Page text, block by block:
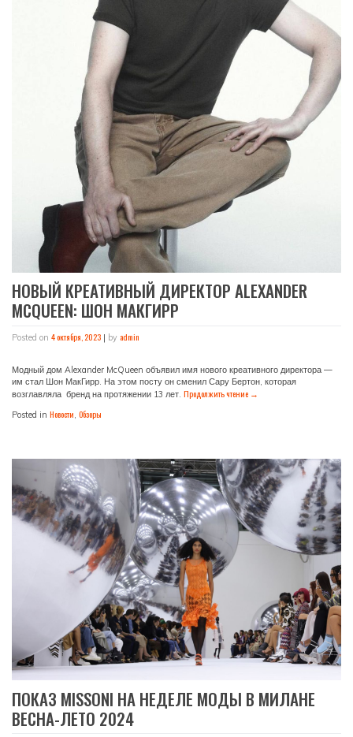
НОВЫЙ КРЕАТИВНЫЙ ДИРЕКТОР ALEXANDER
MCQUEEN: ШОН МАКГИРР
Posted on 4 октября, 2023 | by admin
Модный дом Alexander McQueen объявил имя нового креативного директора —
им стал Шон МакГирр. На этом посту он сменил Сару Бертон, которая
возглавляла бренд на протяжении 13 лет. Продолжить чтение →
Posted in Новости, Обзоры
ПОКАЗ MISSONI НА НЕДЕЛЕ МОДЫ В МИЛАНЕ
ВЕСНА-ЛЕТО 2024